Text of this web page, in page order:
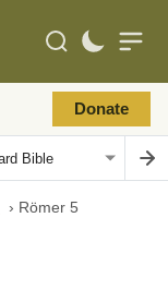
Donate
› Römer 5